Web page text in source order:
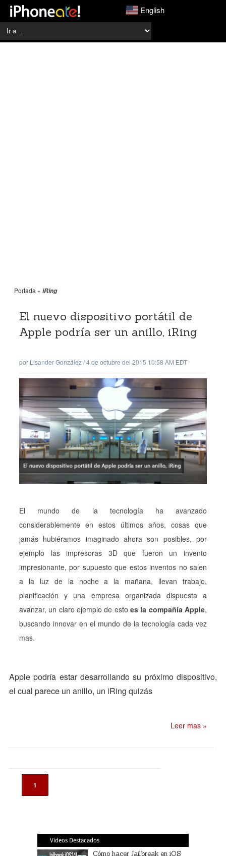
English
Portada » iRing
El nuevo dispositivo portátil de
Apple podría ser un anillo, iRing
por Lisander González/4 de octubre del 2015 10:58 AM EDT
El mundo de la tecnología ha avanzado
considerablemente en estos últimos años, cosas que
jamás hubiéramos imaginado ahora son posibles, por
ejemplo las impresoras 3D que fueron un invento
impresionante, por supuesto que estos inventos no salen
a la luz de la noche a la mañana, llevan trabajo,
planificación y una empresa organizada dispuesta a
avanzar, un claro ejemplo de esto es la compañía Apple,
buscando innovar en el mundo de la tecnología cada vez
mas.
Apple podría estar desarrollando su próximo dispositivo,
el cual parece un anillo, un iRing quizás
Leer mas »
1
Videos Destacados
Cómo hacer Jailbreak en iOS